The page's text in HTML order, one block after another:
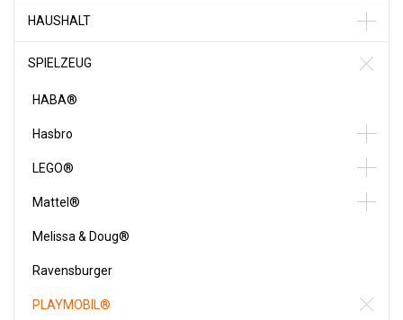
HAUSHALT
SPIELZEUG
HABA®
Hasbro
LEGO®
Mattel®
Melissa & Doug®
Ravensburger
PLAYMOBIL®